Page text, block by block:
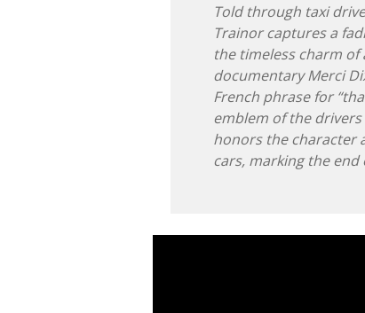
Told through taxi
Trainor captures a
the timeless charm
documentary Merci
French phrase for
emblem of the
honors the character
cars, marking the